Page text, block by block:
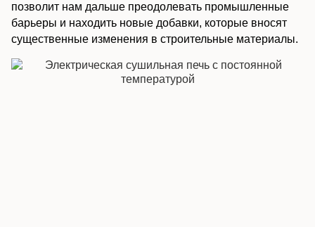
позволит нам дальше преодолевать промышленные
барьеры и находить новые добавки, которые вносят
существенные изменения в строительные материалы.